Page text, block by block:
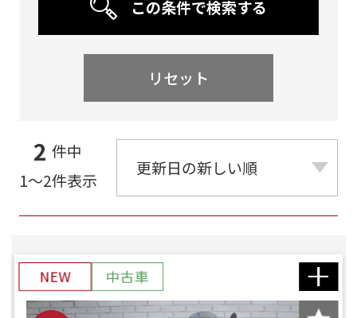
この条件で検索する
リセット
2 件中
1～2件表示
NEW 中古車